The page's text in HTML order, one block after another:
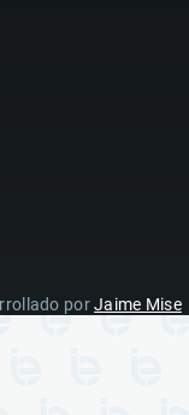
porJaime Mise